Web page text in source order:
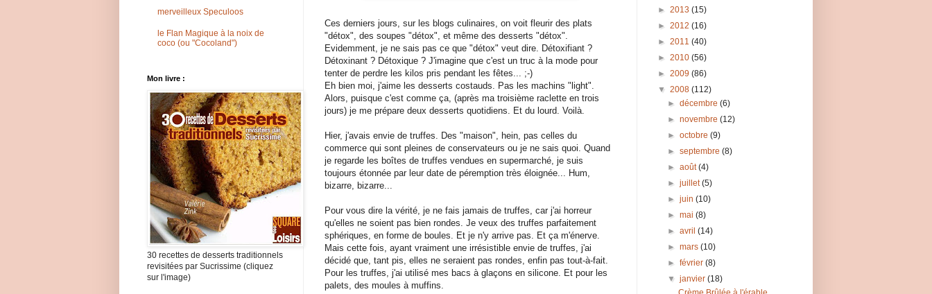
Ces derniers jours, sur les blogs culinaires, on voit fleurir des plats
"détox", des soupes "détox", et même des desserts "détox".
Evidemment, je ne sais pas ce que "détox" veut dire. Détoxifiant ?
Détoxinant ? Détoxique ? J'imagine que c'est un truc à la mode pour
tenter de perdre les kilos pris pendant les fêtes... ;-)
Eh bien moi, j'aime les desserts costauds. Pas les machins "light".
Alors, puisque c'est comme ça, (après ma troisième raclette en trois
jours) je me prépare deux desserts quotidiens. Et du lourd. Voilà.
Hier, j'avais envie de truffes. Des "maison", hein, pas celles du
commerce qui sont pleines de conservateurs ou je ne sais quoi. Quand
je regarde les boîtes de truffes vendues en supermarché, je suis
toujours étonnée par leur date de péremption très éloignée... Hum,
bizarre, bizarre...
Pour vous dire la vérité, je ne fais jamais de truffes, car j'ai horreur
qu'elles ne soient pas bien rondes. Je veux des truffes parfaitement
sphériques, en forme de boules. Et je n'y arrive pas. Et ça m'énerve.
Mais cette fois, ayant vraiment une irrésistible envie de truffes, j'ai
décidé que, tant pis, elles ne seraient pas rondes, enfin pas tout-à-fait.
Pour les truffes, j'ai utilisé mes bacs à glaçons en silicone. Et pour les
palets, des moules à muffins.
merveilleux Speculoos
le Flan Magique à la noix de
coco (ou "Cocoland")
Mon livre :
30 recettes de desserts traditionnels
revisitées par Sucrissime (cliquez
sur l'image)
► 2013 (15)
► 2012 (16)
► 2011 (40)
► 2010 (56)
► 2009 (86)
▼ 2008 (112)
►décembre(6)
►novembre(12)
►octobre(9)
►septembre(8)
►août(4)
►juillet(5)
►juin(10)
►mai(8)
►avril(14)
►mars(10)
►février(8)
▼janvier(18)